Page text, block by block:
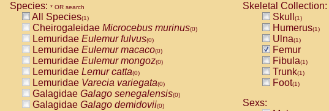
Species: * OR search
All Species(1)
Cheirogaleidae Microcebus murinus(0)
Lemuridae Eulemur fulvus(0)
Lemuridae Eulemur macaco(0)
Lemuridae Eulemur mongoz(0)
Lemuridae Lemur catta(0)
Lemuridae Varecia variegata(0)
Galagidae Galago senegalensis(0)
Galagidae Galago demidovii(0)
Skeletal Collection:
Skull (1)
Humerus(1)
Ulna(1)
Femur
Fibula(1)
Trunk(1)
Foot(1)
Sexs: